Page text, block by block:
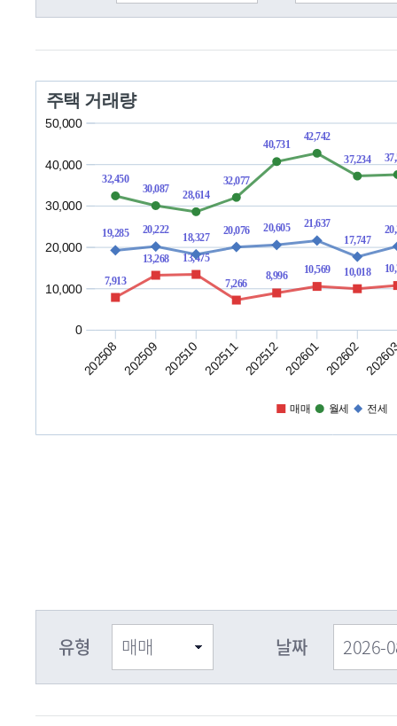
202508 202509 202510 202511202512202601202602
0
10,000
20,000
30,000
40,000
50,000
7,913
13,268 13,475
7,266
8,996
10,569 10,018
32,450
30,087 28,614
32,077
40,731
42,742
37,234
19,285 20,222
18,327
20,076 20,605
21,637
17,747
매매 월세 전세
주택 거래량
유형 날짜